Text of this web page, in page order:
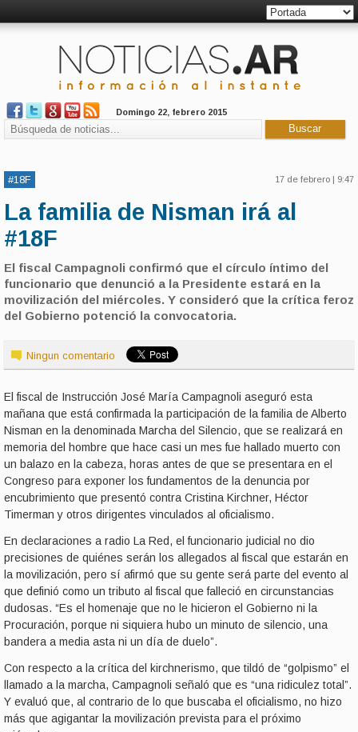
Domingo 22, febrero 2015
#18F 17 de febrero | 9:47
La familia de Nisman irá al
#18F
El fiscal Campagnoli confirmó que el círculo íntimo del
funcionario que denunció a la Presidente estará en la
movilización del miércoles. Y consideró que la crítica feroz
del Gobierno potenció la convocatoria.
Ningun comentario
El fiscal de Instrucción José María Campagnoli aseguró esta
mañana que está confirmada la participación de la familia de Alberto
Nisman en la denominada Marcha del Silencio, que se realizará en
memoria del hombre que hace casi un mes fue hallado muerto con
un balazo en la cabeza, horas antes de que se presentara en el
Congreso para exponer los fundamentos de la denuncia por
encubrimiento que presentó contra Cristina Kirchner, Héctor
Timerman y otros dirigentes vinculados al oficialismo.
En declaraciones a radio La Red, el funcionario judicial no dio
precisiones de quiénes serán los allegados al fiscal que estarán en
la movilización, pero sí afirmó que su gente será parte del evento al
que definió como un tributo al fiscal que falleció en circunstancias
dudosas. “Es el homenaje que no le hicieron el Gobierno ni la
Procuración, porque ni siquiera hubo un minuto de silencio, una
bandera a media asta ni un día de duelo”.
Con respecto a la crítica del kirchnerismo, que tildó de “golpismo” el
llamado a la marcha, Campagnoli señaló que es “una ridiculez total”.
Y evaluó que, al contrario de lo que buscaba el oficialismo, no hizo
más que agigantar la movilización prevista para el próximo